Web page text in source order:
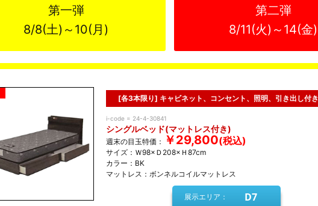
第一弾
8/8(土)～10(月)
第二弾
8/11(火)～14(金)
[各3本限り] キャビネット、コンセント、照明、引き出し付き
i-code = 24-4-30841
シングルベッド(マットレス付き)
週末の目玉特価： ￥29,800
サイズ：Ｗ98×Ｄ208×Ｈ87cm
カラー：BK
マットレス：ボンネルコイルマットレス
展示エリア： D7